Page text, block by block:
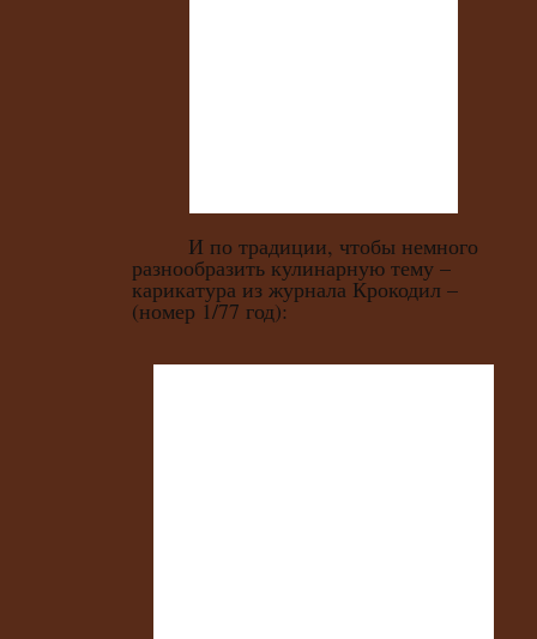
И по традиции, чтобы немного
разнообразить кулинарную тему –
карикатура из журнала Крокодил –
(номер 1/77 год):